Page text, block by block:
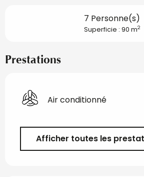
7 Personne(s)
Superficie : 90 m2
Prestations
Air conditionné
Afficher toutes les